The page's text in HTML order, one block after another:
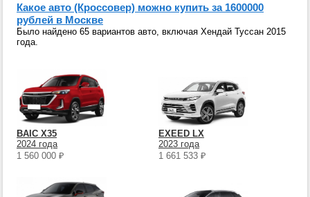
Какое авто (Кроссовер) можно купить за 1600000
рублей в Москве
Было найдено 65 вариантов авто, включая Хендай Туссан 2015
года.
BAIC X35
2024 года
1 560 000 ₽
EXEED LX
2023 года
1 661 533 ₽